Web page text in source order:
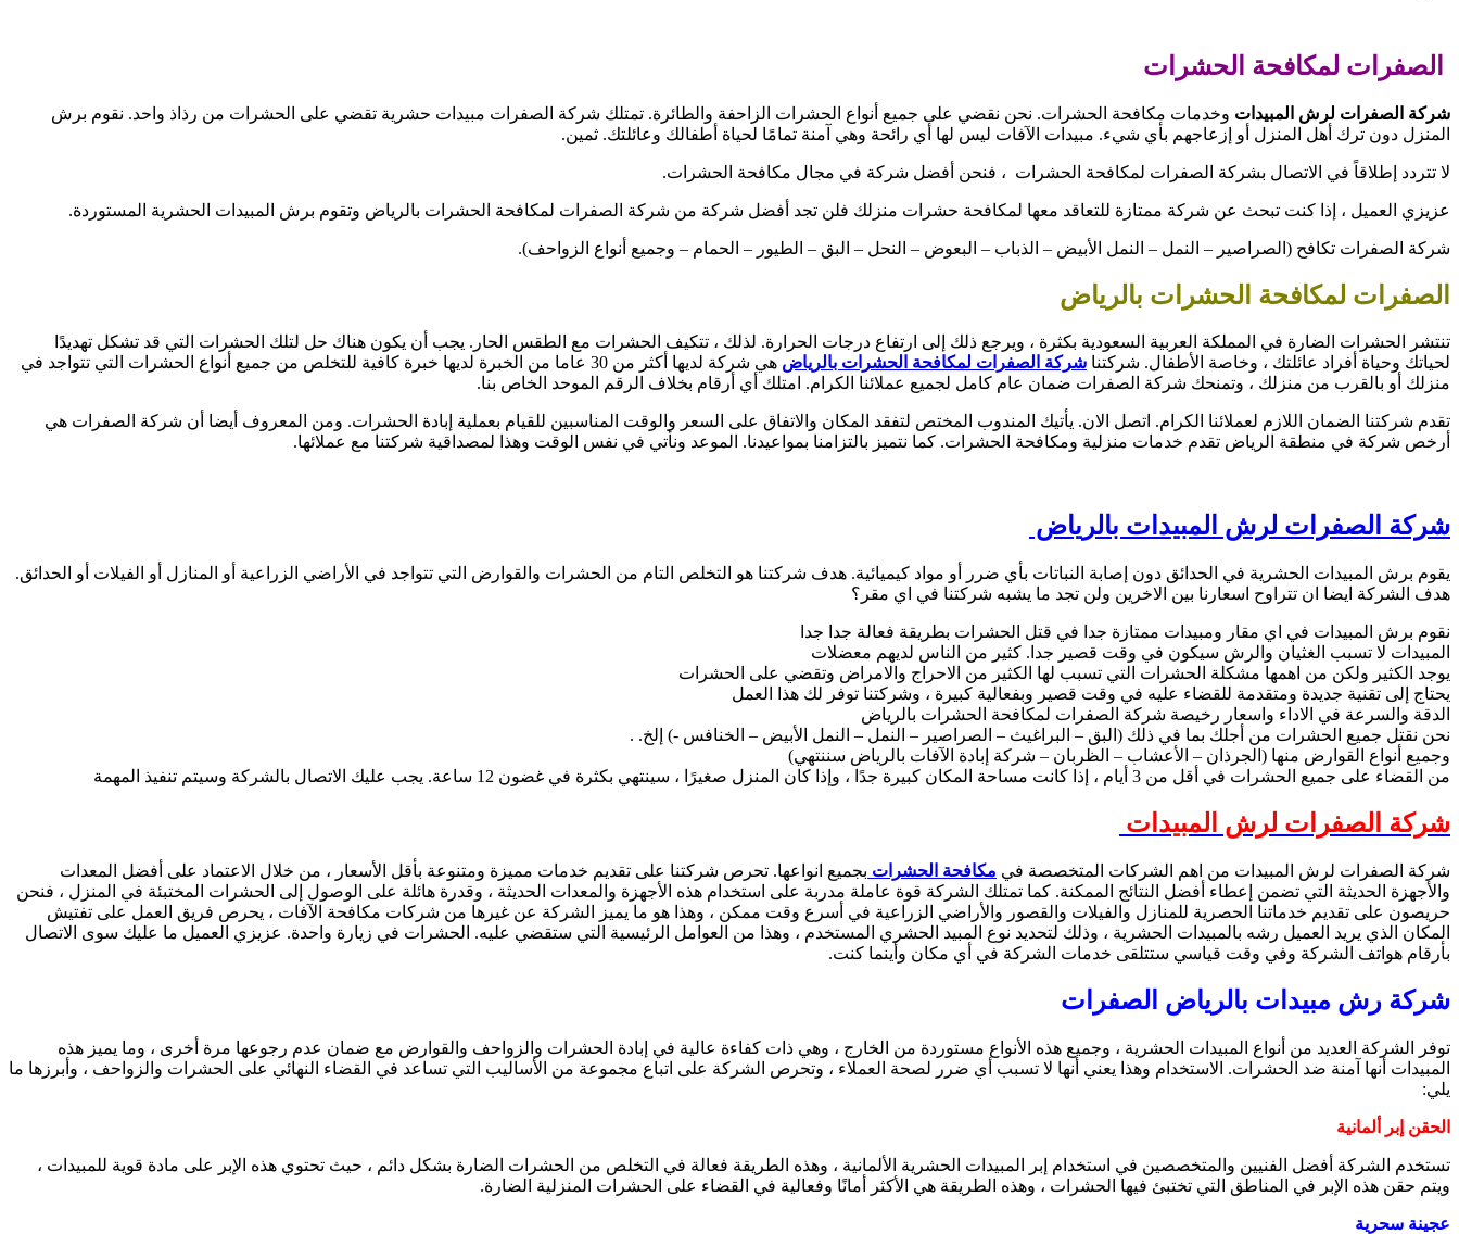
الصفرات لمكافحة الحشرات
شركة الصفرات لرش المبيدات وخدمات مكافحة الحشرات. نحن نقضي على جميع أنواع الحشرات الزاحفة والطائرة. تمتلك شركة الصفرات مبيدات حشرية تقضي على الحشرات من رذاذ واحد. نقوم برش
المنزل دون ترك أهل المنزل أو إزعاجهم بأي شيء. مبيدات الآفات ليس لها أي رائحة وهي آمنة تمامًا لحياة أطفالك وعائلتك. ثمين.
لا تتردد إطلاقاً في الاتصال بشركة الصفرات لمكافحة الحشرات ، فنحن أفضل شركة في مجال مكافحة الحشرات.
عزيزي العميل ، إذا كنت تبحث عن شركة ممتازة للتعاقد معها لمكافحة حشرات منزلك فلن تجد أفضل شركة من شركة الصفرات لمكافحة الحشرات بالرياض وتقوم برش المبيدات الحشرية المستوردة.
شركة الصفرات تكافح (الصراصير – النمل – النمل الأبيض – الذباب – البعوض – النحل – البق – الطيور – الحمام – وجميع أنواع الزواحف).
الصفرات لمكافحة الحشرات بالرياض
تنتشر الحشرات الضارة في المملكة العربية السعودية بكثرة ، ويرجع ذلك إلى ارتفاع درجات الحرارة. لذلك ، تتكيف الحشرات مع الطقس الحار. يجب أن يكون هناك حل لتلك الحشرات التي قد تشكل تهديدًا
لحياتك وحياة أفراد عائلتك ، وخاصة الأطفال. شركتنا شركة الصفرات لمكافحة الحشرات بالرياض
هي شركة لديها أكثر من 30 عاما من الخبرة لديها خبرة كافية للتخلص من جميع أنواع الحشرات التي تتواجد في
منزلك أو بالقرب من منزلك ، وتمنحك شركة الصفرات ضمان عام كامل لجميع عملائنا الكرام. امتلك أي أرقام بخلاف الرقم الموحد الخاص بنا.
تقدم شركتنا الضمان اللازم لعملائنا الكرام. اتصل الان. يأتيك المندوب المختص لتفقد المكان والاتفاق على السعر والوقت المناسبين للقيام بعملية إبادة الحشرات. ومن المعروف أيضا أن شركة الصفرات هي
أرخص شركة في منطقة الرياض تقدم خدمات منزلية ومكافحة الحشرات. كما نتميز بالتزامنا بمواعيدنا. الموعد ونأتي في نفس الوقت وهذا لمصداقية شركتنا مع عملائها.
شركة الصفرات لرش المبيدات بالرياض
يقوم برش المبيدات الحشرية في الحدائق دون إصابة النباتات بأي ضرر أو مواد كيميائية. هدف شركتنا هو التخلص التام من الحشرات والقوارض التي تتواجد في الأراضي الزراعية أو المنازل أو الفيلات أو الحدائق.
هدف الشركة ايضا ان تتراوح اسعارنا بين الاخرين ولن تجد ما يشبه شركتنا في اي مقر؟
نقوم برش المبيدات في اي مقار ومبيدات ممتازة جدا في قتل الحشرات بطريقة فعالة جدا جدا
المبيدات لا تسبب الغثيان والرش سيكون في وقت قصير جدا. كثير من الناس لديهم معضلات
يوجد الكثير ولكن من اهمها مشكلة الحشرات التي تسبب لها الكثير من الاحراج والامراض وتقضي على الحشرات
يحتاج إلى تقنية جديدة ومتقدمة للقضاء عليه في وقت قصير وبفعالية كبيرة ، وشركتنا توفر لك هذا العمل
الدقة والسرعة في الاداء واسعار رخيصة شركة الصفرات لمكافحة الحشرات بالرياض
نحن نقتل جميع الحشرات من أجلك بما في ذلك (البق – البراغيث – الصراصير – النمل – النمل الأبيض – الخنافس -) إلخ. .
وجميع أنواع القوارض منها (الجرذان – الأعشاب – الظربان – شركة إبادة الآفات بالرياض سننتهي)
من القضاء على جميع الحشرات في أقل من 3 أيام ، إذا كانت مساحة المكان كبيرة جدًا ، وإذا كان المنزل صغيرًا ، سينتهي بكثرة في غضون 12 ساعة. يجب عليك الاتصال بالشركة وسيتم تنفيذ المهمة
شركة الصفرات لرش المبيدات
شركة الصفرات لرش المبيدات من اهم الشركات المتخصصة في مكافحة الحشرات بجميع انواعها. تحرص شركتنا على تقديم خدمات مميزة ومتنوعة بأقل الأسعار ، من خلال الاعتماد على أفضل المعدات
والأجهزة الحديثة التي تضمن إعطاء أفضل النتائج الممكنة. كما تمتلك الشركة قوة عاملة مدربة على استخدام هذه الأجهزة والمعدات الحديثة ، وقدرة هائلة على الوصول إلى الحشرات المختبئة في المنزل ، فنحن
حريصون على تقديم خدماتنا الحصرية للمنازل والفيلات والقصور والأراضي الزراعية في أسرع وقت ممكن ، وهذا هو ما يميز الشركة عن غيرها من شركات مكافحة الآفات ، يحرص فريق العمل على تفتيش
المكان الذي يريد العميل رشه بالمبيدات الحشرية ، وذلك لتحديد نوع المبيد الحشري المستخدم ، وهذا من العوامل الرئيسية التي ستقضي عليه. الحشرات في زيارة واحدة. عزيزي العميل ما عليك سوى الاتصال
بأرقام هواتف الشركة وفي وقت قياسي ستتلقى خدمات الشركة في أي مكان وأينما كنت.
شركة رش مبيدات بالرياض الصفرات
توفر الشركة العديد من أنواع المبيدات الحشرية ، وجميع هذه الأنواع مستوردة من الخارج ، وهي ذات كفاءة عالية في إبادة الحشرات والزواحف والقوارض مع ضمان عدم رجوعها مرة أخرى ، وما يميز هذه
المبيدات أنها آمنة ضد الحشرات. الاستخدام وهذا يعني أنها لا تسبب أي ضرر لصحة العملاء ، وتحرص الشركة على اتباع مجموعة من الأساليب التي تساعد في القضاء النهائي على الحشرات والزواحف ، وأبرزها ما
يلي:
الحقن إبر ألمانية
تستخدم الشركة أفضل الفنيين والمتخصصين في استخدام إبر المبيدات الحشرية الألمانية ، وهذه الطريقة فعالة في التخلص من الحشرات الضارة بشكل دائم ، حيث تحتوي هذه الإبر على مادة قوية للمبيدات ،
ويتم حقن هذه الإبر في المناطق التي تختبئ فيها الحشرات ، وهذه الطريقة هي الأكثر أمانًا وفعالية في القضاء على الحشرات المنزلية الضارة.
عجينة سحرية